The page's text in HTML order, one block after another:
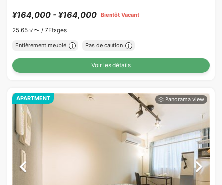
¥164,000 - ¥164,000 Bientôt Vacant
25.65㎡〜 / 7Etages
Entièrement meublé Pas de caution
Voir les détails
APARTMENT